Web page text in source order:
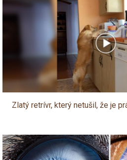
Zlatý retrívr, který netušil, že je